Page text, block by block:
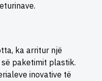
ka arritur një
paketimit plastik.
inovative të